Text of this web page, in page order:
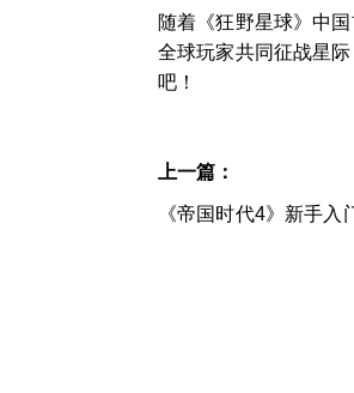
随着《狂野星球》中
全球玩家共同征战星
吧！
上一篇：
《帝国时代4》新手